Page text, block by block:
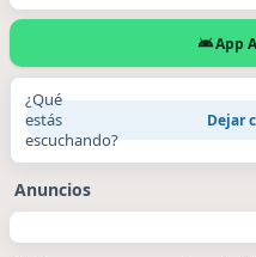
App
¿Qué
estás
escuchando?
Dejar
Anuncios